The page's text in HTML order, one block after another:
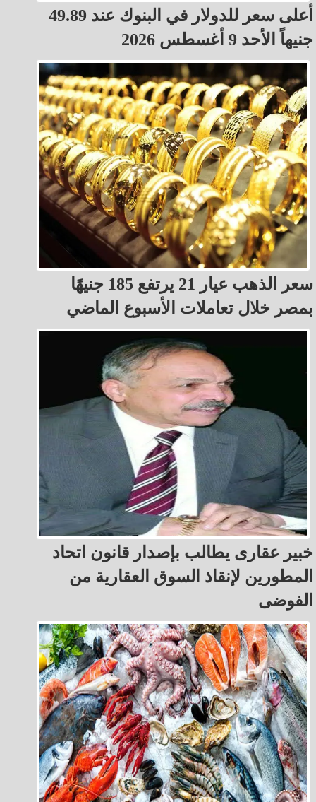
أعلى سعر للدولار في البنوك عند 49.89
جنيهاً الأحد 9 أغسطس 2026
سعر الذهب عيار 21 يرتفع 185 جنيهًا
بمصر خلال تعاملات الأسبوع الماضي
خبير عقارى يطالب بإصدار قانون اتحاد
المطورين لإنقاذ السوق العقارية من
الفوضى